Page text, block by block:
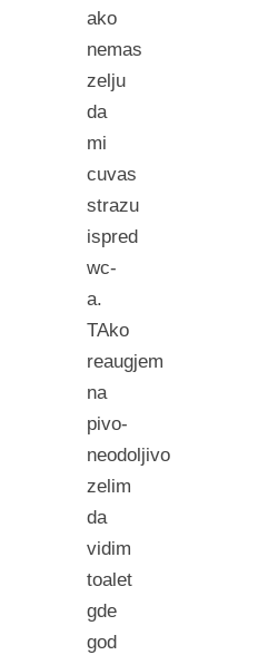
ako
nemas
zelju
da
mi
cuvas
strazu
ispred
wc-
a.
TAko
reaugjem
na
pivo-
neodoljivo
zelim
da
vidim
toalet
gde
god